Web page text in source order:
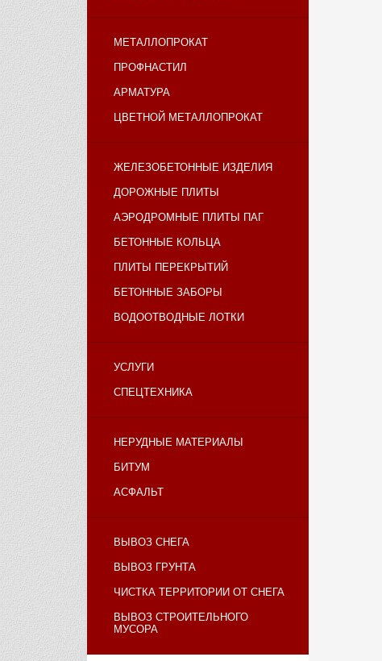
МЕТАЛЛОПРОКАТ
ПРОФНАСТИЛ
АРМАТУРА
ЦВЕТНОЙ МЕТАЛЛОПРОКАТ
ЖЕЛЕЗОБЕТОННЫЕ ИЗДЕЛИЯ
ДОРОЖНЫЕ ПЛИТЫ
АЭРОДРОМНЫЕ ПЛИТЫ ПАГ
БЕТОННЫЕ КОЛЬЦА
ПЛИТЫ ПЕРЕКРЫТИЙ
БЕТОННЫЕ ЗАБОРЫ
ВОДООТВОДНЫЕ ЛОТКИ
УСЛУГИ
СПЕЦТЕХНИКА
НЕРУДНЫЕ МАТЕРИАЛЫ
БИТУМ
АСФАЛЬТ
ВЫВОЗ СНЕГА
ВЫВОЗ ГРУНТА
ЧИСТКА ТЕРРИТОРИИ ОТ СНЕГА
ВЫВОЗ СТРОИТЕЛЬНОГО
МУСОРА